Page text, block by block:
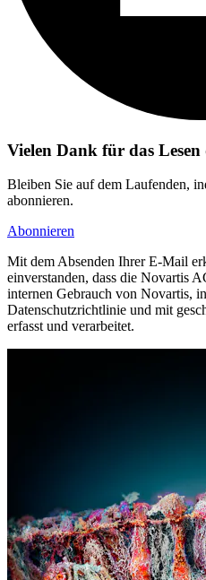
Vielen Dank für das
Bleiben Sie auf dem Laufenden,
abonnieren.
Abonnieren
Mit dem Absenden Ihrer E-Mail
einverstanden, dass die Novartis
internen Gebrauch von Novartis,
Datenschutzrichtlinie und mit
erfasst und verarbeitet.